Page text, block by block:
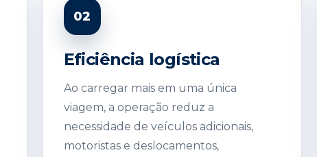
02
Eficiência logística
Ao carregar mais em uma única
viagem, a operação reduz a
necessidade de veículos adicionais,
motoristas e deslocamentos,